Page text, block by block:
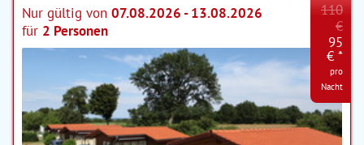
Nur gültig von 07.08.2026 - 13.08.2026
für 2 Personen
110
€
95
€ *
pro
Nacht